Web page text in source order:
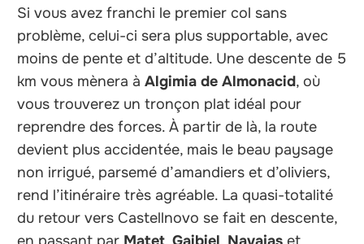
Si vous avez franchi le premier col sans
problème, celui-ci sera plus supportable, avec
moins de pente et d’altitude. Une descente de 5
km vous mènera àAlgimia de Almonacid, où
vous trouverez un tronçon plat idéal pour
reprendre des forces. À partir de là, la route
devient plus accidentée, mais le beau paysage
non irrigué, parsemé d’amandiers et d’oliviers,
rend l’itinéraire très agréable. La quasi-totalité
du retour vers Castellnovo se fait en descente,
en passant par Matet,Gaibiel, Navajas et